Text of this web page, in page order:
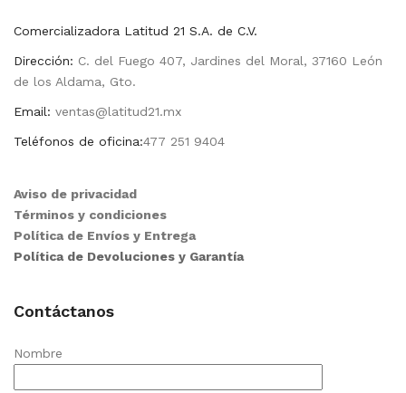
Comercializadora Latitud 21 S.A. de C.V.
Dirección: C. del Fuego 407, Jardines del Moral, 37160 León
de los Aldama, Gto.
Email: ventas@latitud21.mx
Teléfonos de oficina:477 251 9404
Aviso de privacidad
Términos y condiciones
Política de Envíos y Entrega
Política de Devoluciones y Garantía
Contáctanos
Nombre